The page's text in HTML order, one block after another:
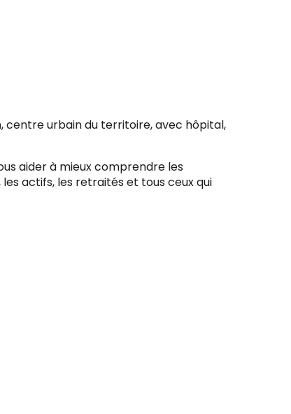
centre urbain du territoire, avec hôpital,
aider à mieux comprendre les
actifs, les retraités et tous ceux qui